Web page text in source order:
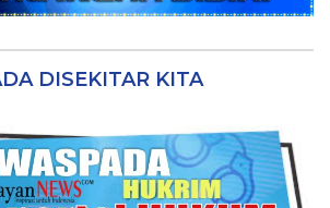
DISEKITAR KITA